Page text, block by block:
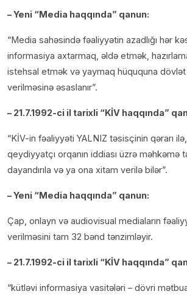
– Yeni “Media haqqında” qanun:
“Media sahəsində fəaliyyətin azadlığı hər
informasiya axtarmaq, əldə etmək,
istehsal etmək və yaymaq hüququna
verilməsinə əsaslanır”.
– 21.7.1992-ci il tarixli “KİV haqqında”
“KİV-in fəaliyyəti YALNIZ təsisçinin qərarı
qeydiyyatçı orqanın iddiası üzrə məhkəmə
dayandırıla və ya ona xitam verilə bilər”.
– Yeni “Media haqqında” qanun:
Çap, onlayn və audiovisual mediaların
verilməsini tam 32 bənd tənzimləyir.
– 21.7.1992-ci il tarixli “KİV haqqında”
“kütləvi informasiya vasitələri – dövri